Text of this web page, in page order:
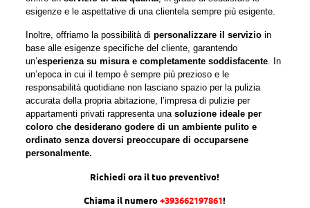
esigenze e le aspettative di una clientela sempre più esigente.
Inoltre, offriamo la possibilità di personalizzare il servizioin
base alle esigenze specifiche del cliente, garantendo
un’esperienza su misura e completamente soddisfacente. In
un’epoca in cui il tempo è sempre più prezioso e le
responsabilità quotidiane non lasciano spazio per la pulizia
accurata della propria abitazione, l’impresa di pulizie per
appartamenti privati rappresenta una soluzione ideale per
coloro che desiderano godere di un ambiente pulito e
ordinato senza doversi preoccupare di occuparsene
personalmente.
Richiedi ora il tuo preventivo!
Chiama il numero +393662197861!